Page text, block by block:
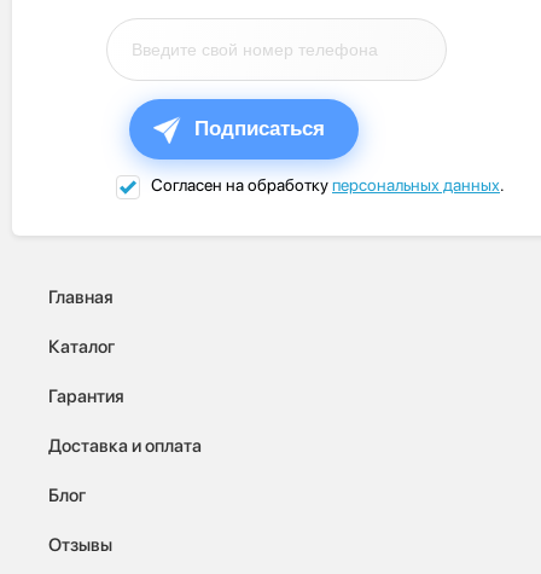
Подписаться
Согласен на обработкуперсональных данных.
Главная
Каталог
Гарантия
Доставка и оплата
Блог
Отзывы